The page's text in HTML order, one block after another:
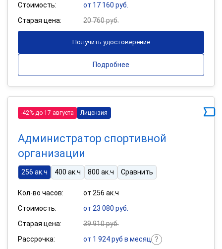
Стоимость:
от 17 160 руб.
Старая цена:
20 760 руб.
Получить удостоверение
Подробнее
-42% до 17 августа Лицензия
Администратор спортивной
организации
256 ак.ч 400 ак.ч 800 ак.ч Сравнить
Кол-во часов:
от 256 ак.ч
Стоимость:
от 23 080 руб.
Старая цена:
39 910 руб.
Рассрочка:
от 1 924 руб в месяц